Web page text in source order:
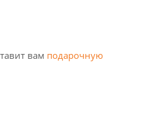
вам подарочную